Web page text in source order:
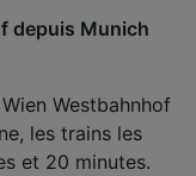
depuis Munich
Westbahnhof
les trains les
et 20 minutes.